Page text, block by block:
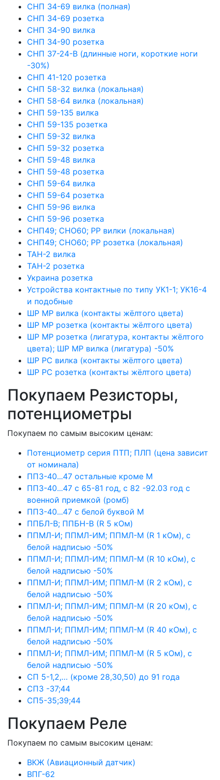
СНП 34-69 вилка (полная)
СНП 34-69 розетка
СНП 34-90 вилка
СНП 34-90 розетка
СНП 37-24-В (длинные ноги, короткие ноги
-30%)
СНП 41-120 розетка
СНП 58-32 вилка (локальная)
СНП 58-64 вилка (локальная)
СНП 59-135 вилка
СНП 59-135 розетка
СНП 59-32 вилка
СНП 59-32 розетка
СНП 59-48 вилка
СНП 59-48 розетка
СНП 59-64 вилка
СНП 59-64 розетка
СНП 59-96 вилка
СНП 59-96 розетка
СНП49; СНО60; РР вилки (локальная)
СНП49; СНО60; РР розетка (локальная)
ТАН-2 вилка
ТАН-2 розетка
Украина розетка
Устройства контактные по типу УК1-1; УК16-4
и подобные
ШР МР вилка (контакты жёлтого цвета)
ШР МР розетка (контакты жёлтого цвета)
ШР МР розетка (лигатура, контакты жёлтого
цвета); ШР МР вилка (лигатура) -50%
ШР РС вилка (контакты жёлтого цвета)
ШР РС розетка (контакты жёлтого цвета)
Покупаем Резисторы,
потенциометры
Покупаем по самым высоким ценам:
Потенциометр серия ПТП; ПЛП (цена зависит
от номинала)
ПП3-40...47 остальные кроме М
ПП3-40...47 с 65-81 год, с 82 -92.03 год с
военной приемкой (ромб)
ПП3-40...47 с белой буквой М
ППБЛ-В; ППБН-В (R 5 кОм)
ППМЛ-И; ППМЛ-ИМ; ППМЛ-М (R 1 кОм), с
белой надписью -50%
ППМЛ-И; ППМЛ-ИМ; ППМЛ-М (R 10 кОм), с
белой надписью -50%
ППМЛ-И; ППМЛ-ИМ; ППМЛ-М (R 2 кОм), с
белой надписью -50%
ППМЛ-И; ППМЛ-ИМ; ППМЛ-М (R 20 кОм), с
белой надписью -50%
ППМЛ-И; ППМЛ-ИМ; ППМЛ-М (R 40 кОм), с
белой надписью -50%
ППМЛ-И; ППМЛ-ИМ; ППМЛ-М (R 5 кОм), с
белой надписью -50%
СП 5-1,2,… (кроме 28,30,50) до 91 года
СП3 -37;44
СП5-35;39;44
Покупаем Реле
Покупаем по самым высоким ценам:
ВКЖ (Авиационный датчик)
ВПГ-62